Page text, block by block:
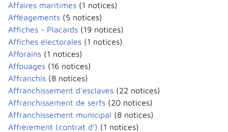
Affaires maritimes (1 notices)
Afféagements (5 notices)
Affiches - Placards (19 notices)
Affiches électorales (1 notices)
Afforains (1 notices)
Affouages (16 notices)
Affranchis (8 notices)
Affranchissement d'esclaves (22 notices)
Affranchissement de serfs (20 notices)
Affranchissement municipal (8 notices)
Affrèrement (contrat d') (1 notices)